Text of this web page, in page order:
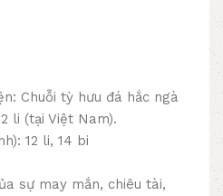
Chuỗi tỳ hưu đá hắc ngà
li (tại Việt Nam).
12 li, 14 bi
sự may mắn, chiêu tài,